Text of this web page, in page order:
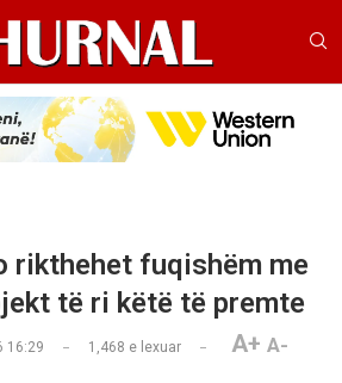
rikthehet fuqishëm me
të ri këtë të premte
16:29 1,468 e lexuar A+ A-